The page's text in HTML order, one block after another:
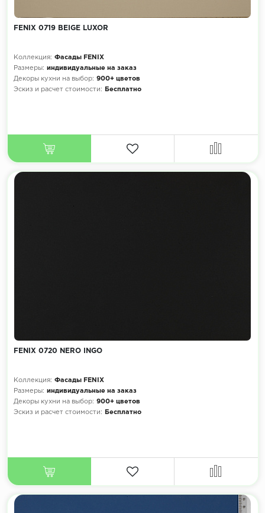
FENIX 0719 BEIGE LUXOR
Коллекция: Фасады FENIX
Размеры: индивидуальные на заказ
Декоры кухни на выбор: 900+ цветов
Эскиз и расчет стоимости:
Бесплатно
FENIX 0720 NERO INGO
Коллекция: Фасады FENIX
Размеры: индивидуальные на заказ
Декоры кухни на выбор: 900+ цветов
Эскиз и расчет стоимости:
Бесплатно